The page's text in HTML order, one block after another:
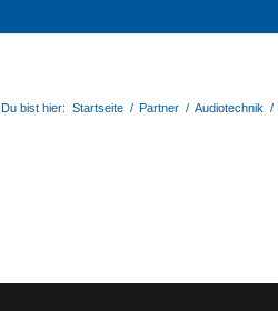
Du bist hier: Startseite / Partner / Audiotechnik /